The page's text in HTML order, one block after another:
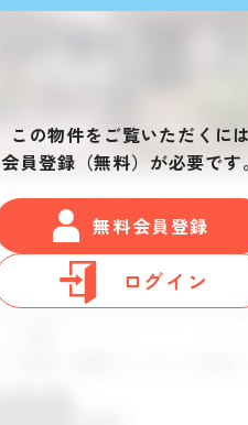
この物件をご覧いただくには
会員登録（無料）が必要です。
無料会員登録
ログイン